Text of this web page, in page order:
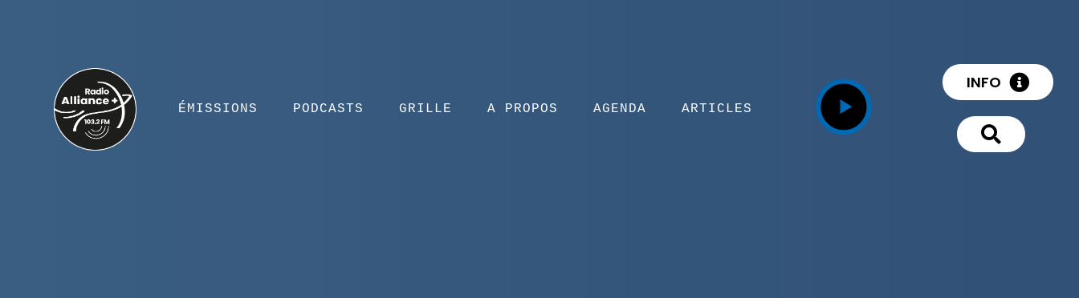
ÉMISSIONS PODCASTS GRILLE A PROPOS AGENDA ARTICLES
INFO